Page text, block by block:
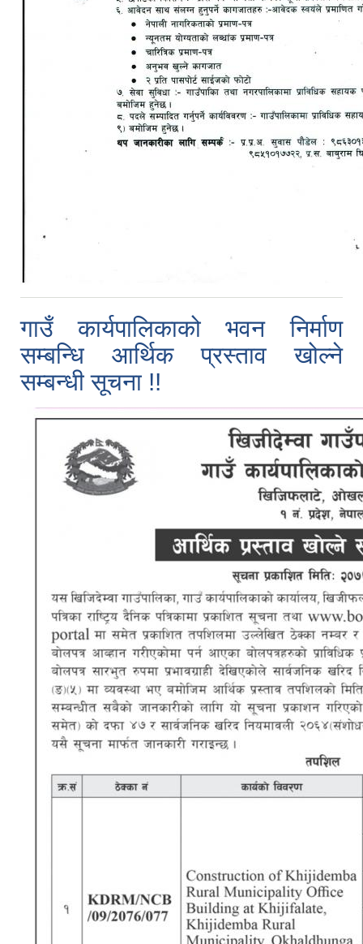
गाउँ कार्यपालिकाको भवन निर्माण
सम्बन्धि आर्थिक प्रस्ताव खोल्ने
सम्बन्धी सूचना !!